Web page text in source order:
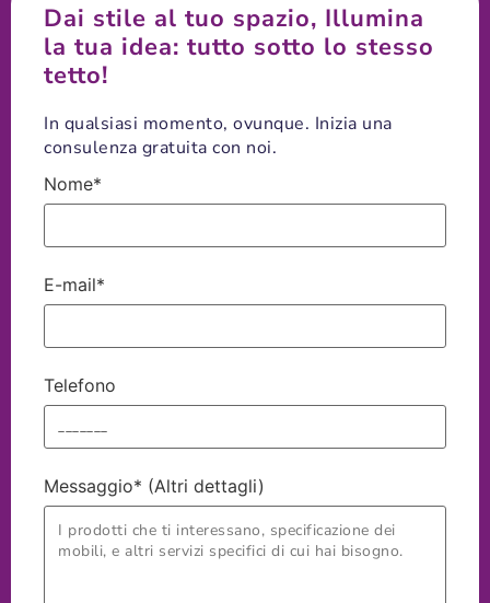
Dai stile al tuo spazio, Illumina
la tua idea: tutto sotto lo stesso
tetto!
In qualsiasi momento, ovunque. Inizia una
consulenza gratuita con noi.
Nome*
E-mail*
Telefono
Messaggio* (Altri dettagli)